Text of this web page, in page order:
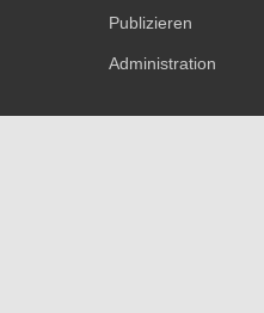
Publizieren
Administration